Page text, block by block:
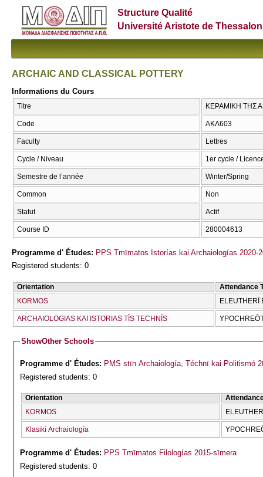
Structure Qualité
Université Aristote de
ARCHAIC AND CLASSICAL POTTERY
Informations du Cours
Titre ΚΕΡΑΜΙΚΗ ΤΗΣ
Code ΑΚΛ603
Faculty Lettres
Cycle / Niveau 1er cycle /
Semestre de l’année Winter/Spring
Common Non
Statut Actif
Course ID 280004613
Programme d' Études: PPS Tmīmatos Istorías kai Archaiologías 2020-
Registered students: 0
Orientation
Attendance
KORMOS
ELEUTHERĪ
ARCΗAIOLOGIAS KAI ISTORIAS TĪS TECΗNĪS
ShowOther Schools
Programme d' Études: PMS stīn Archaiología, Téchnī kai Politismó
Registered students: 0
Orientation
KORMOS
Klasikī Archaiología
Programme d' Études: PPS Tmīmatos Filologías 2015-sīmera
Registered students: 0